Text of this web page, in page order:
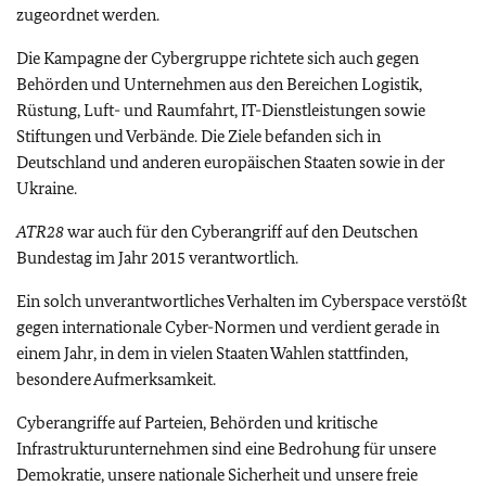
zugeordnet werden.
Die Kampagne der Cybergruppe richtete sich auch gegen
Behörden und Unternehmen aus den Bereichen Logistik,
Rüstung, Luft- und Raumfahrt, IT-Dienstleistungen sowie
Stiftungen und Verbände. Die Ziele befanden sich in
Deutschland und anderen europäischen Staaten sowie in der
Ukraine.
ATR28war auch für den Cyberangriff auf den Deutschen
Bundestag im Jahr 2015 verantwortlich.
Ein solch unverantwortliches Verhalten im Cyberspace verstößt
gegen internationale Cyber-Normen und verdient gerade in
einem Jahr, in dem in vielen Staaten Wahlen stattfinden,
besondere Aufmerksamkeit.
Cyberangriffe auf Parteien, Behörden und kritische
Infrastrukturunternehmen sind eine Bedrohung für unsere
Demokratie, unsere nationale Sicherheit und unsere freie